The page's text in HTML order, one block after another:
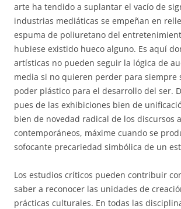
arte ha tendido a suplantar el vacío de
industrias mediáticas se empeñan en
espuma de poliuretano del
hubiese existido hueco alguno. Es aquí
artísticas no pueden seguir la lógica de
media si no quieren perder para siempre
poder plástico para el desarrollo del ser.
pues de las exhibiciones bien de
bien de novedad radical de los discursos
contemporáneos, máxime cuando se
sofocante precariedad simbólica de un
Los estudios críticos pueden contribuir
saber a reconocer las unidades de
prácticas culturales. En todas las